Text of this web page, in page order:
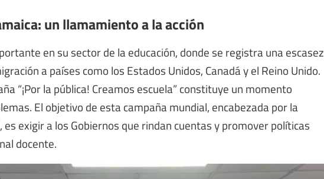
un llamamiento a la acción
en su sector de la educación, donde se registra una escasez
a países como los Estados Unidos, Canadá y el Reino Unido.
“¡Por la pública! Creamos escuela” constituye un momento
El objetivo de esta campaña mundial, encabezada por la
es exigir a los Gobiernos que rindan cuentas y promover políticas
docente.